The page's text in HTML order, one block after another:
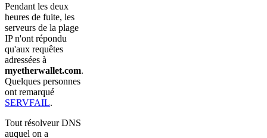
Pendant les deux
heures de fuite, les
serveurs de la plage
IP n'ont répondu
qu'aux requêtes
adressées à
myetherwallet.com.
Quelques personnes
ont remarqué
SERVFAIL.
Tout résolveur DNS
auquel on a